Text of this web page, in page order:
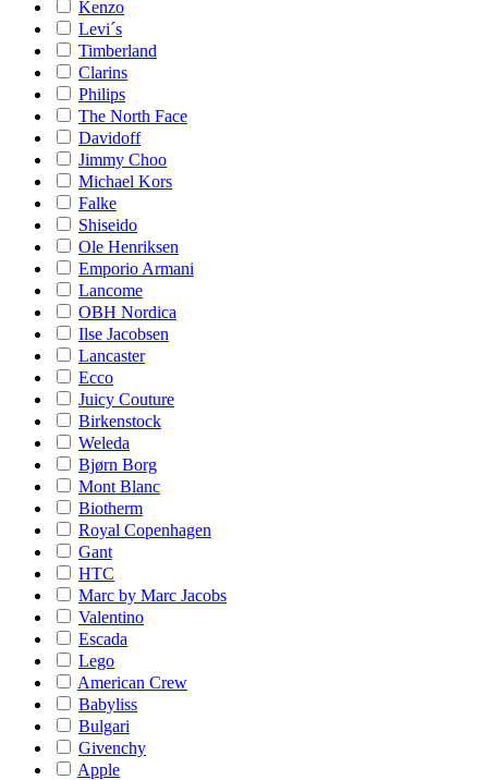
Kenzo
Levi´s
Timberland
Clarins
Philips
The North Face
Davidoff
Jimmy Choo
Michael Kors
Falke
Shiseido
Ole Henriksen
Emporio Armani
Lancome
OBH Nordica
Ilse Jacobsen
Lancaster
Ecco
Juicy Couture
Birkenstock
Weleda
Bjørn Borg
Mont Blanc
Biotherm
Royal Copenhagen
Gant
HTC
Marc by Marc Jacobs
Valentino
Escada
Lego
American Crew
Babyliss
Bulgari
Givenchy
Apple